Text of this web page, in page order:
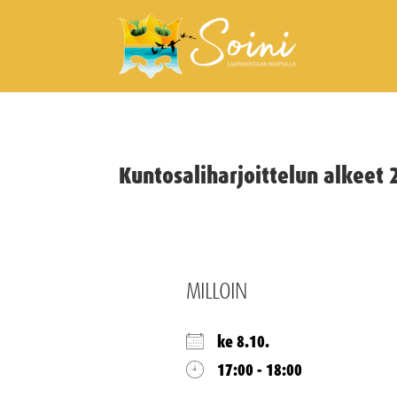
Kuntosaliharjoittelun alkeet
MILLOIN
ke 8.10.
17:00 - 18:00